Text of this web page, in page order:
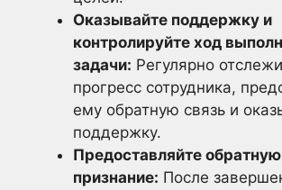
Оказывайте поддержку и
контролируйте ход
задачи: Регулярно
прогресс сотрудника,
ему обратную связь и
поддержку.
Предоставляйте
признание: После